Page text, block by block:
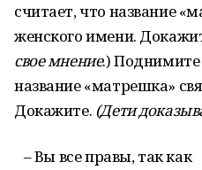
считает, что название
женского имени.
свое мнение.) Поднимите
название «матрешка»
Докажите. (Дети
– Вы все правы, так как